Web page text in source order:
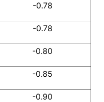
-0.78
-0.78
-0.80
-0.85
-0.90